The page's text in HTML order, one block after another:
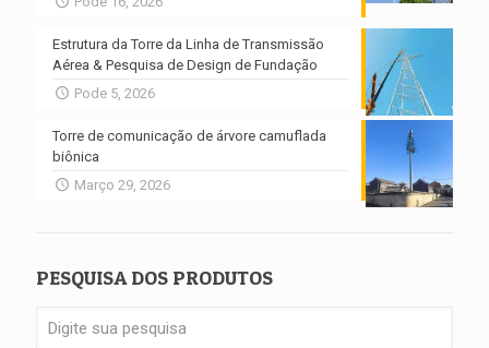
Estrutura da Torre da Linha de Transmissão
Aérea & Pesquisa de Design de Fundação
Pode 5, 2026
Torre de comunicação de árvore camuflada
biônica
Março 29, 2026
PESQUISA DOS PRODUTOS